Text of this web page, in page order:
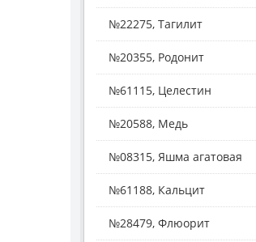
№22275, Тагилит
№20355, Родонит
№61115, Целестин
№20588, Медь
№08315, Яшма агатовая
№61188, Кальцит
№28479, Флюорит